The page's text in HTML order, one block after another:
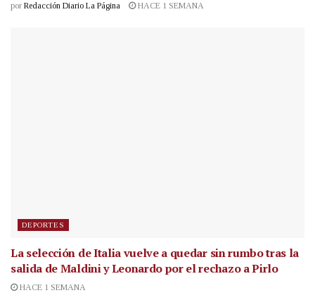
por Redacción Diario La Página HACE 1 SEMANA
DEPORTES
La selección de Italia vuelve a quedar sin rumbo tras la
salida de Maldini y Leonardo por el rechazo a Pirlo
HACE 1 SEMANA